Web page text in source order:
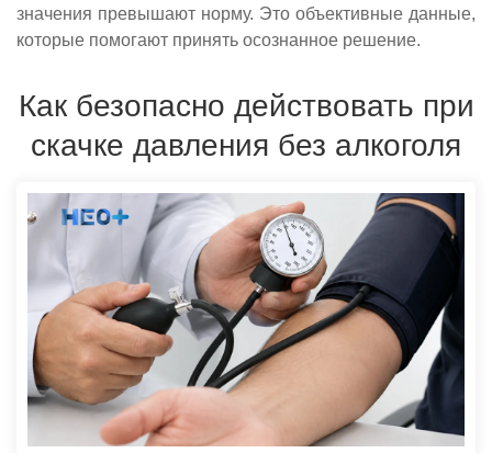
значения превышают норму. Это объективные данные,
которые помогают принять осознанное решение.
Как безопасно действовать при
скачке давления без алкоголя